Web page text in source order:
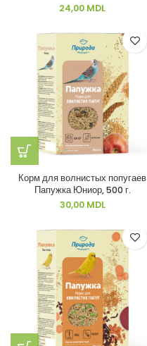
24,00 MDL
Корм для волнистых попугаев
Папужка Юниор, 500 г.
30,00 MDL